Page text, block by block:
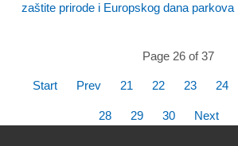
zaštite prirode i Europskog dana parkova
Page 26 of 37
Start Prev 21 22 23 24
28 29 30 Next